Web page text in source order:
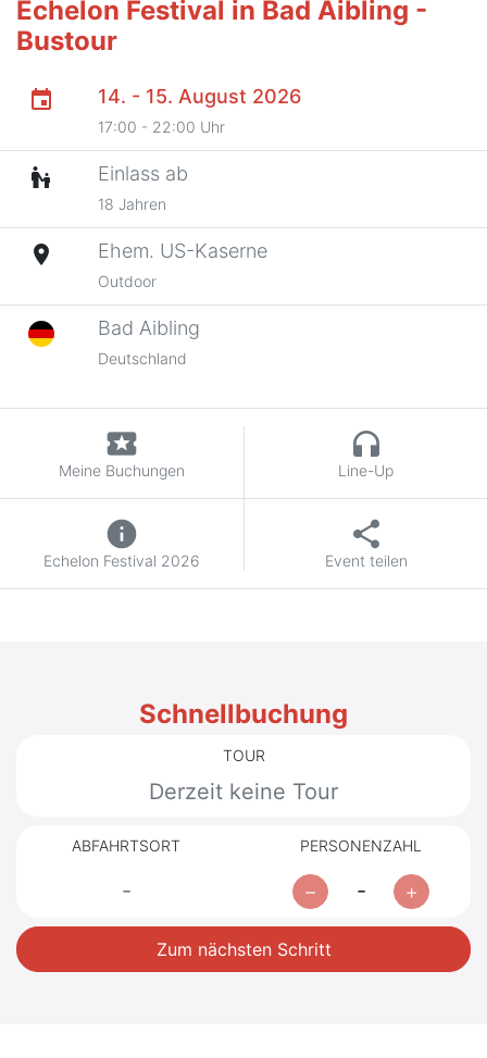
Echelon Festival in Bad Aibling -
Bustour
event 14. - 15. August 2026
17:00 - 22:00 Uhr
escalator_warning Einlass ab
18 Jahren
place Ehem. US-Kaserne
Outdoor
Bad Aibling
Deutschland
local_activity
Meine Buchungen
headphones
Line-Up
info
Echelon Festival 2026
share
Event teilen
Schnellbuchung
TOUR
Derzeit keine Tour
ABFAHRTSORT
-
PERSONENZAHL
-
Zum nächsten Schritt